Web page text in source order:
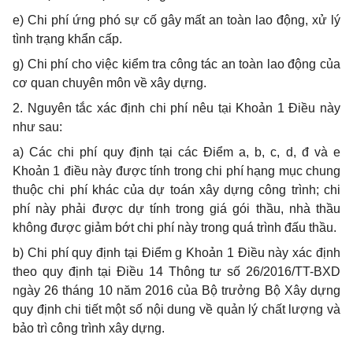
e) Chi phí ứng phó sự cố gây mất an toàn lao động, xử lý
tình trạng khẩn cấp.
g) Chi phí cho việc kiểm tra công tác an toàn lao động của
cơ quan chuyên môn về xây dựng.
2. Nguyên tắc xác định chi phí nêu tại Khoản 1 Điều này
như sau:
a) Các chi phí quy định tại các Điểm a, b, c, d, đ và e
Khoản 1 điều này được tính trong chi phí hạng mục chung
thuộc chi phí khác của dự toán xây dựng công trình; chi
phí này phải được dự tính trong giá gói thầu, nhà thầu
không được giảm bớt chi phí này trong quá trình đấu thầu.
b) Chi phí quy định tại Điểm g Khoản 1 Điều này xác định
theo quy định tại Điều 14 Thông tư số 26/2016/TT-BXD
ngày 26 tháng 10 năm 2016 của Bộ trưởng Bộ Xây dựng
quy định chi tiết một số nội dung về quản lý chất lượng và
bảo trì công trình xây dựng.